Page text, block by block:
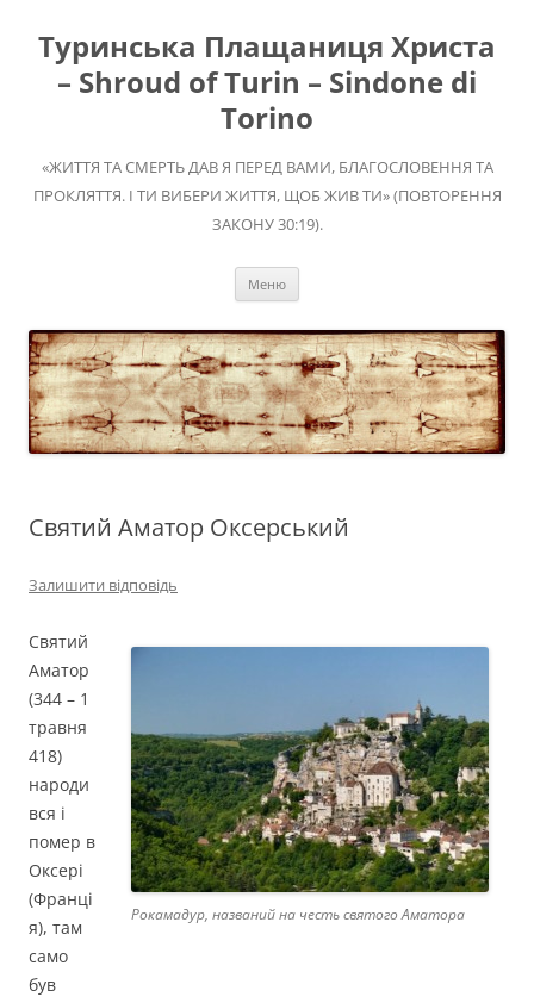
вмісту
Туринська Плащаниця Христа
– Shroud of Turin – Sindone di
Torino
«ЖИТТЯ ТА СМЕРТЬ ДАВ Я ПЕРЕД ВАМИ, БЛАГОСЛОВЕННЯ ТА
ПРОКЛЯТТЯ. І ТИ ВИБЕРИ ЖИТТЯ, ЩОБ ЖИВ ТИ» (ПОВТОРЕННЯ
ЗАКОНУ 30:19).
Меню
Святий Аматор Оксерський
Залишити відповідь
Рокамадур, названий на честь святого Аматора
Святий
Аматор
(344 – 1
травня
418)
народи
вся і
помер в
Оксері
(Франці
я), там
само
був